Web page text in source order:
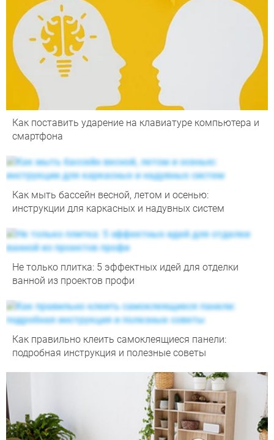
Как поставить ударение на клавиатуре компьютера и
смартфона
Как мыть бассейн весной, летом и осенью:
инструкции для каркасных и надувных систем
Не только плитка: 5 эффектных идей для отделки
ванной из проектов профи
Как правильно клеить самоклеящиеся панели:
подробная инструкция и полезные советы